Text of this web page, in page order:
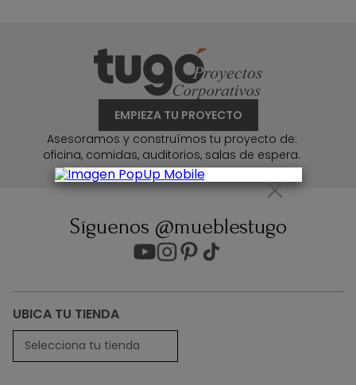
EMPIEZA TU PROYECTO
Asesoramos y construímos tu proyecto de:
oficina, comidas, auditorios, salas de espera.
Síguenos @mueblestugo
UBICA TU TIENDA
Selecciona tu tienda